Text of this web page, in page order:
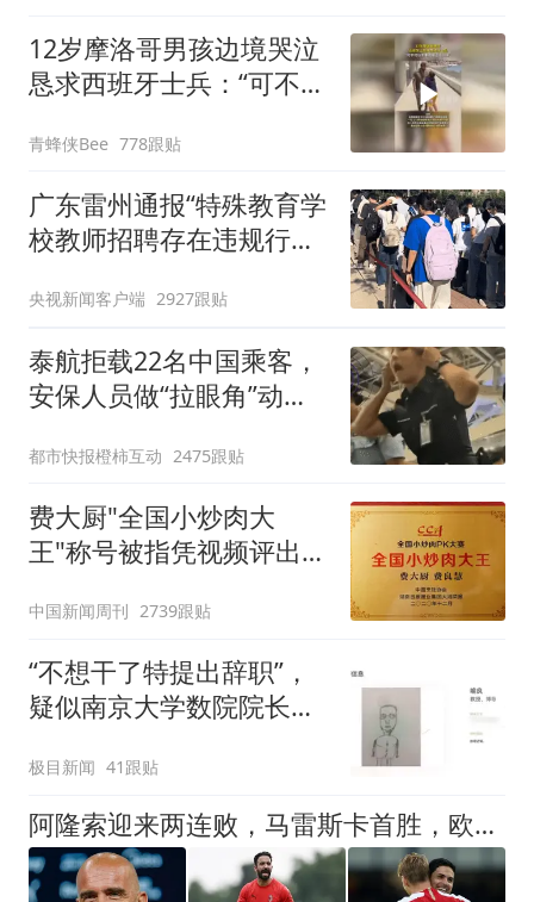
12岁摩洛哥男孩边境哭泣
恳求西班牙士兵：“可不可
青蜂侠Bee 778跟贴
广东雷州通报“特殊教育学
校教师招聘存在违规行
校长被停职
央视新闻客户端 2927跟贴
泰航拒载22名中国乘客，
安保人员做“拉眼角”动
拒绝登机决定由航司作
出；亲历者：曾承诺免费
改签但没兑现
都市快报橙柿互动 2475跟贴
费大厨"全国小炒肉大
王"称号被指凭视频评出
中国新闻周刊 2739跟贴
“不想干了特提出辞职”，
疑似南京大学数院院长辞
良教授已卸任院长一职，
不清楚辞职信来源；曾用
手绘图做头像
极目新闻 41跟贴
阿隆索迎来两连败，马雷斯卡首胜，欧冠冠亚军双双失利